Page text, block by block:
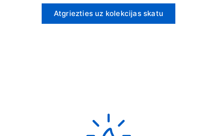
Atgriezties uz kolekcijas skatu